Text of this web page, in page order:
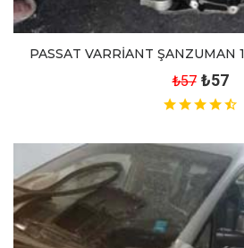
PASSAT VARRİANT ŞANZUMAN
₺57 ₺57